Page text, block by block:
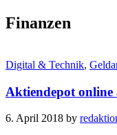
Finanzen
Digital & Technik,
Aktiendepot online
6. April 2018 by